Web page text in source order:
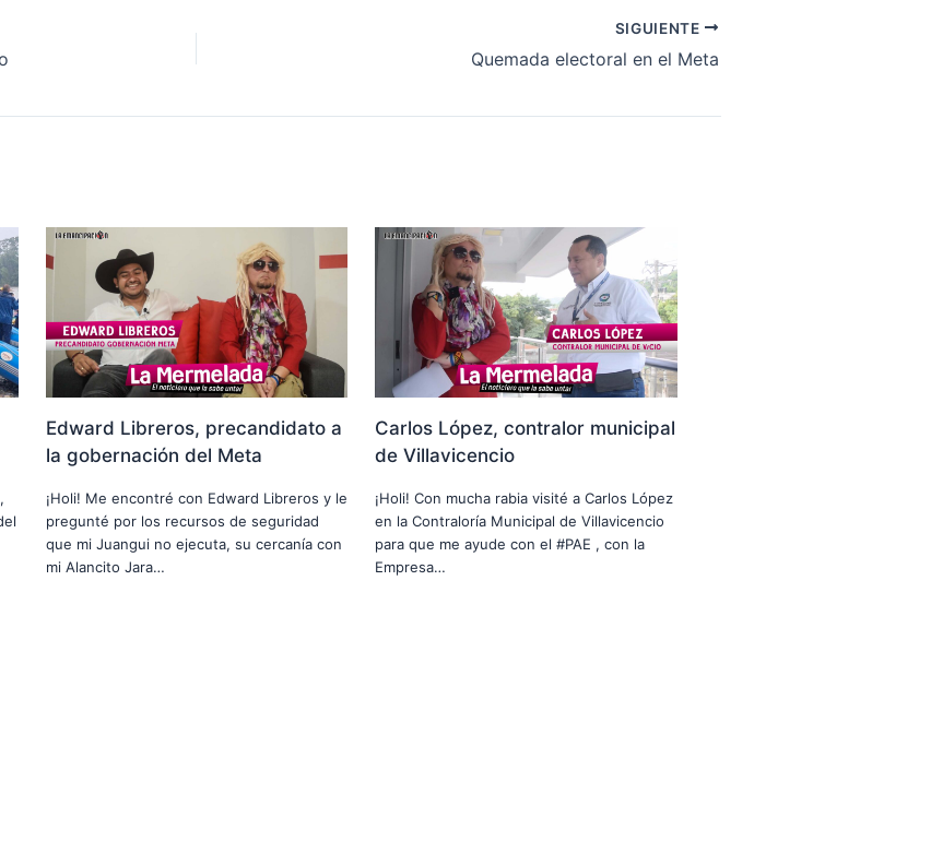
SIGUIENTE
Quemada electoral en el Meta
Edward Libreros, precandidato a
la gobernación del Meta
¡Holi! Me encontré con Edward Libreros y le
pregunté por los recursos de seguridad
que mi Juangui no ejecuta, su cercanía con
mi Alancito Jara…
Carlos López, contralor municipal
de Villavicencio
¡Holi! Con mucha rabia visité a Carlos López
en la Contraloría Municipal de Villavicencio
para que me ayude con el #PAE , con la
Empresa…